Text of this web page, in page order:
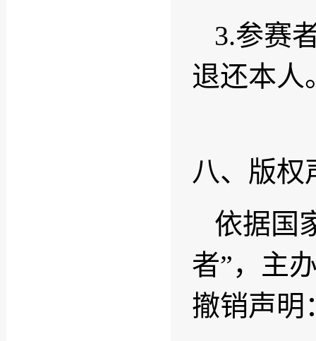
3.参赛
退还本人
八、版权
依据国
者”，主
撤销声明